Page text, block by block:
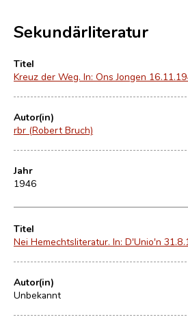
Sekundärliteratur
Titel
Kreuz der Weg. In: Ons Jongen
Autor(in)
rbr (Robert Bruch)
Jahr
1946
Titel
Nei Hemechtsliteratur. In: D'Unio'n
Autor(in)
Unbekannt